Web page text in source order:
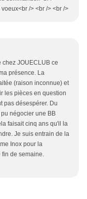
/> <br /> <br />
JOUECLUB ce
présence. La
(raison inconnue) et
les pièces en question
pas désespérer. Du
négocier une BB
faisait cinq ans qu'il la
Je suis entrain de la
Inox pour la
fin de semaine.